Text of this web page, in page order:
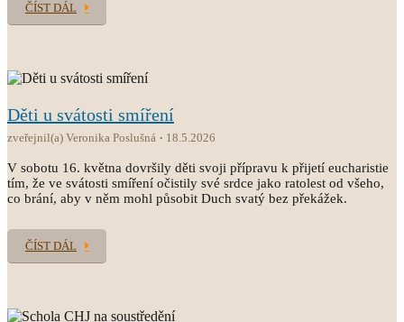
ČÍST DÁL
Děti u svátosti smíření
zveřejnil(a) Veronika Poslušná 18.5.2026
V sobotu 16. května dovršily děti svoji přípravu k přijetí eucharistie
tím, že ve svátosti smíření očistily své srdce jako ratolest od všeho,
co brání, aby v něm mohl působit Duch svatý bez překážek.
ČÍST DÁL